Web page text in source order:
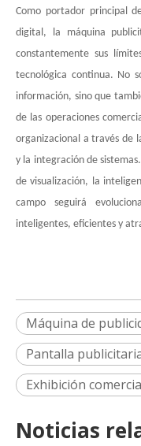
Como portador principal
digital, la máquina
constantemente sus
tecnológica continua. No
información, sino que
de las operaciones
organizacional a través de
y la integración de
de visualización, la
campo seguirá
inteligentes, eficientes y
Máquina de
Pantalla
Exhibición
Noticias